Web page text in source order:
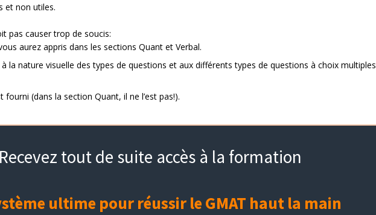
et non utiles.
pas causer trop de soucis:
aurez appris dans les sections Quant et Verbal.
la nature visuelle des types de questions et aux différents types de questions à choix multiples
fourni (dans la section Quant, il ne l’est pas!).